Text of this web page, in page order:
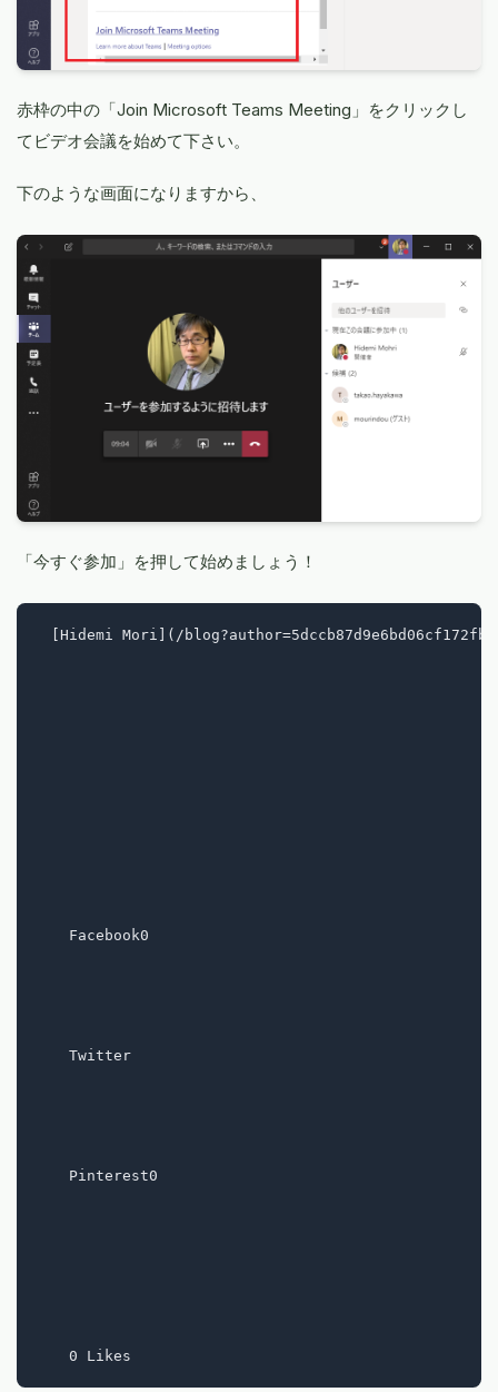
赤枠の中の「Join Microsoft Teams Meeting」をクリックし
てビデオ会議を始めて下さい。
下のような画面になりますから、
「今すぐ参加」を押して始めましょう！
[Hidemi Mori](/
    Facebook0
    Twitter
    Pinterest0